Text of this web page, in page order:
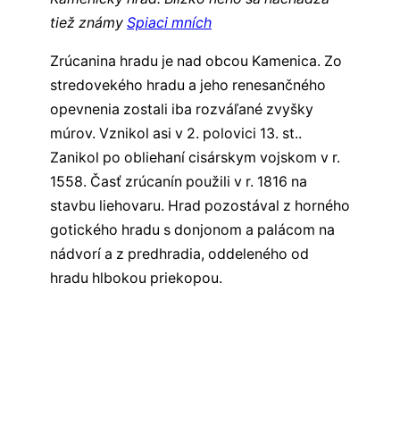
tiež známy Spiaci mních
Zrúcanina hradu je nad obcou Kamenica. Zo
stredovekého hradu a jeho renesančného
opevnenia zostali iba rozváľané zvyšky
múrov. Vznikol asi v 2. polovici 13. st..
Zanikol po obliehaní cisárskym vojskom v r.
1558. Časť zrúcanín použili v r. 1816 na
stavbu liehovaru. Hrad pozostával z horného
gotického hradu s donjonom a palácom na
nádvorí a z predhradia, oddeleného od
hradu hlbokou priekopou.